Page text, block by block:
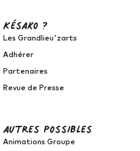
Késako ?
Les Grandlieu'zarts
Adhérer
Partenaires
Revue de Presse
autres possibles
Animations Groupe